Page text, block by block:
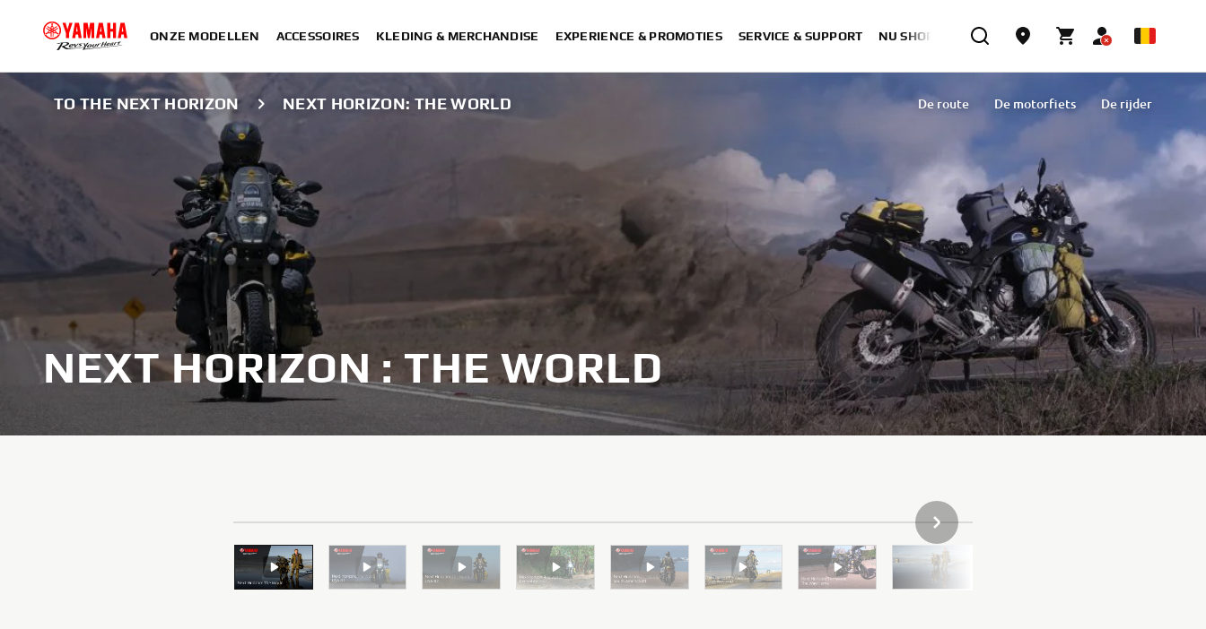
ONZE MODELLEN ACCESSOIRES KLEDING & MERCHANDISE EXPERIENCE & PROMOTIES SERVICE & SUPPORT NU SHOPPEN
TO THE NEXT HORIZON NEXT HORIZON: THE WORLD De route De motorfiets De rijder
NEXT HORIZON : THE WORLD
VOLGENDE ITEM IN GALLERIJ